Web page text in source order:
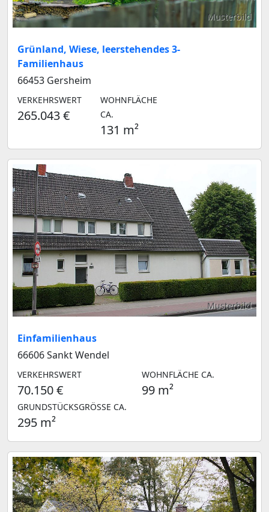
Musterbild
Grünland, Wiese, leerstehendes 3-
Familienhaus
66453 Gersheim
VERKEHRSWERT
265.043 €
WOHNFLÄCHE
CA.
131 m²
Musterbild
Einfamilienhaus
66606 Sankt Wendel
VERKEHRSWERT
70.150 €
WOHNFLÄCHE CA.
99 m²
GRUNDSTÜCKSGRÖSSE CA.
295 m²